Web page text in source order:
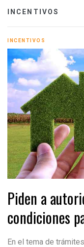
INCENTIVOS
INCENTIVOS
Piden a
condiciones
En el tema de